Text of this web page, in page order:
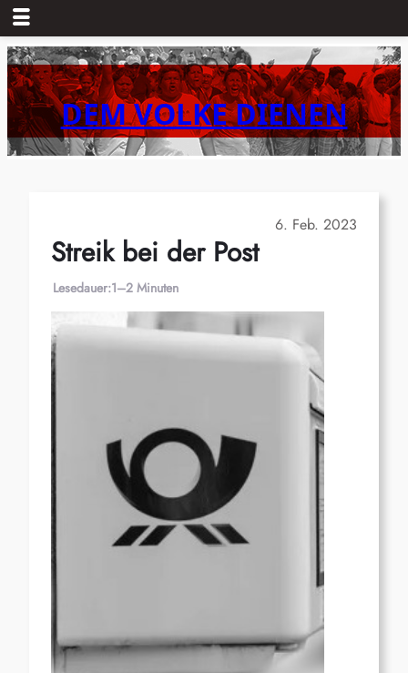
Zum
Inhalt
springenDEM VOLKE DIENEN
6. Feb. 2023
Streik bei der Post
Lesedauer:1–2 Minuten